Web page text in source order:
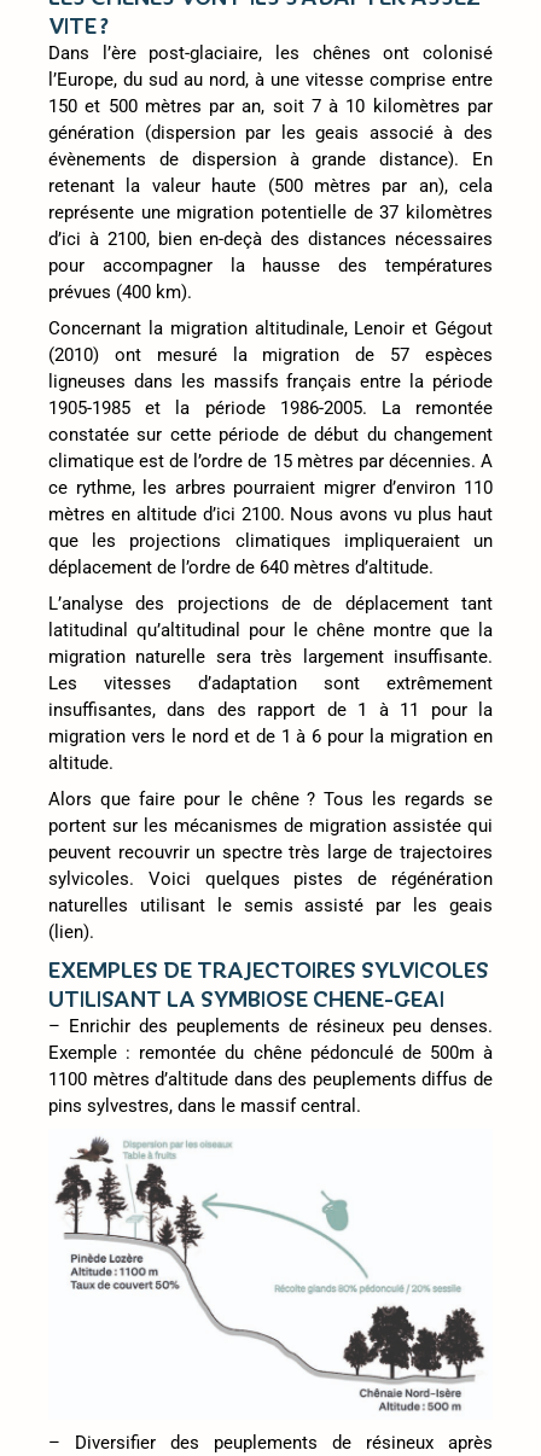
VITE ?
Dans l’ère post-glaciaire, les chênes ont colonisé
l’Europe, du sud au nord, à une vitesse comprise entre
150 et 500 mètres par an, soit 7 à 10 kilomètres par
génération (dispersion par les geais associé à des
évènements de dispersion à grande distance). En
retenant la valeur haute (500 mètres par an), cela
représente une migration potentielle de 37 kilomètres
d’ici à 2100, bien en-deçà des distances nécessaires
pour accompagner la hausse des températures
prévues (400 km).
Concernant la migration altitudinale, Lenoir et Gégout
(2010) ont mesuré la migration de 57 espèces
ligneuses dans les massifs français entre la période
1905-1985 et la période 1986-2005. La remontée
constatée sur cette période de début du changement
climatique est de l’ordre de 15 mètres par décennies. A
ce rythme, les arbres pourraient migrer d’environ 110
mètres en altitude d’ici 2100. Nous avons vu plus haut
que les projections climatiques impliqueraient un
déplacement de l’ordre de 640 mètres d’altitude.
L’analyse des projections de de déplacement tant
latitudinal qu’altitudinal pour le chêne montre que la
migration naturelle sera très largement insuffisante.
Les vitesses d’adaptation sont extrêmement
insuffisantes, dans des rapport de 1 à 11 pour la
migration vers le nord et de 1 à 6 pour la migration en
altitude.
Alors que faire pour le chêne ? Tous les regards se
portent sur les mécanismes de migration assistée qui
peuvent recouvrir un spectre très large de trajectoires
sylvicoles. Voici quelques pistes de régénération
naturelles utilisant le semis assisté par les geais
(lien).
EXEMPLES DE TRAJECTOIRES SYLVICOLES
UTILISANT LA SYMBIOSE CHENE-GEAI
– Enrichir des peuplements de résineux peu denses.
Exemple : remontée du chêne pédonculé de 500m à
1100 mètres d’altitude dans des peuplements diffus de
pins sylvestres, dans le massif central.
– Diversifier des peuplements de résineux après